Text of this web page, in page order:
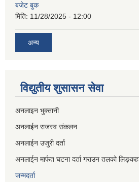
बजेट बुक
मिति: 11/28/2025 - 12:00
अन्य
विद्युतीय शुसासन सेवा
अनलाइन भुक्तानी
अनलाईन राजस्व संकलन
अनलाईन उजुरी दर्ता
अनलाईन मार्फत घटना दर्ता गराउन तलको
जन्मदर्ता